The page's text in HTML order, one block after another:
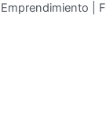
Emprendimiento |